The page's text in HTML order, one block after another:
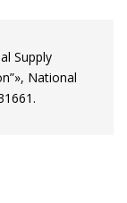
Supply
National